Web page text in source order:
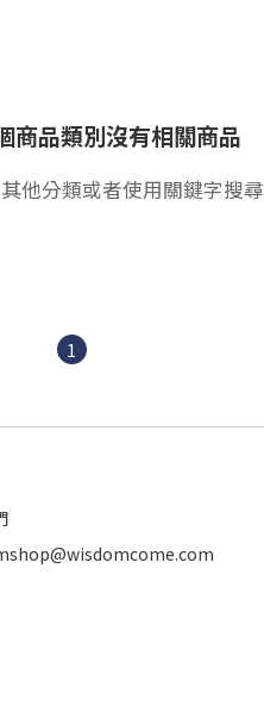
商品類別沒有相關商品
他分類或者使用關鍵字搜尋
1